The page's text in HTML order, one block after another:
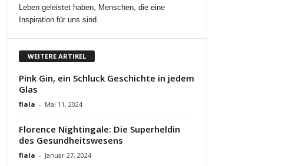
Leben geleistet haben, Menschen, die eine
Inspiration für uns sind.
WEITERE ARTIKEL
Pink Gin, ein Schluck Geschichte in jedem
Glas
fiala - Mai 11, 2024
Florence Nightingale: Die Superheldin
des Gesundheitswesens
fiala - Januar 27, 2024